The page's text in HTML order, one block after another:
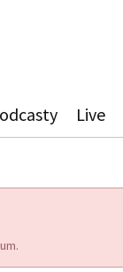
Live